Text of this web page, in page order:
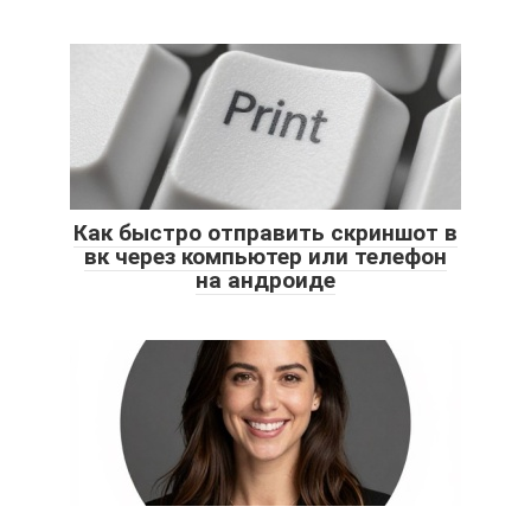
Как быстро отправить скриншот в
вк через компьютер или телефон
на андроиде